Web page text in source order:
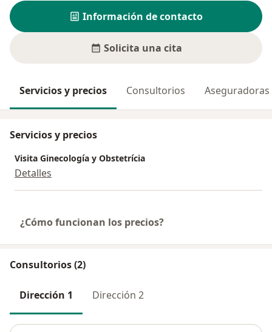
Información de contacto
Solicita una cita
Servicios y precios Consultorios Aseguradoras
Servicios y precios
Visita Ginecología y Obstetrícia
Detalles
¿Cómo funcionan los precios?
Consultorios (2)
Dirección 1 Dirección 2